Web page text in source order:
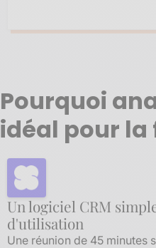
Pourquoi
idéal pour la
Un logiciel CRM
d'utilisation
Une réunion de 45 minutes